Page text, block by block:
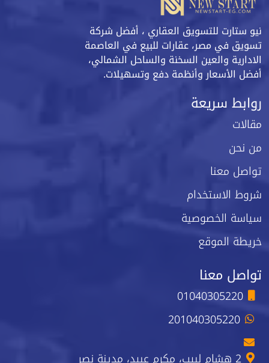
نيو ستارت للتسويق العقاري ، أفضل شركة
تسويق في مصر، عقارات للبيع في العاصمة
الادارية والعين السخنة والساحل الشمالي،
أفضل الأسعار وأنظمة دفع وتسهيلات.
روابط سريعة
مقالات
من نحن
تواصل معنا
شروط الاستخدام
سياسة الخصوصية
خريطة الموقع
تواصل معنا
01040305220
201040305220
2 هشام لبيب، مكرم عبيد، مدينة نصر